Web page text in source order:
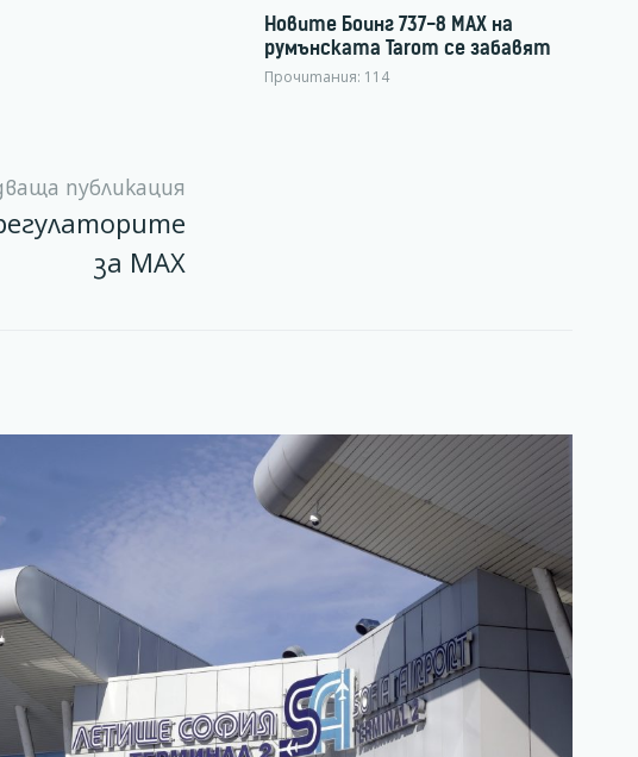
публикация
за МАХ
Новите Боинг 737-8 MAX на
румънската Tarom се забавят
Прочитания: 114